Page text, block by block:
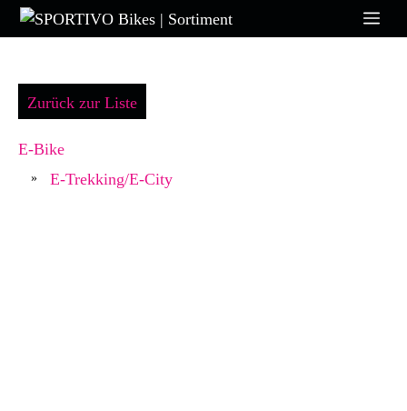
Zum
Inhalt
Zurück zur Liste
E-Bike
» E-Trekking/E-City